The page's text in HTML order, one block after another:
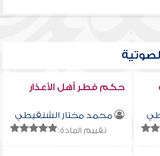
حكم فطر أهل الأعذار
محمد مختار الشنقيطي
تقييم المادة: